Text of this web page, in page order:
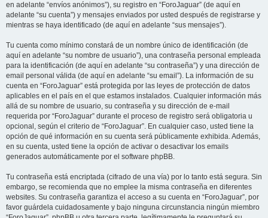
en adelante “envíos anónimos”), su registro en “ForoJaguar” (de aquí en
adelante “su cuenta”) y mensajes enviados por usted después de registrarse y
mientras se haya identificado (de aquí en adelante “sus mensajes”).
Tu cuenta como mínimo constará de un nombre único de identificación (de
aquí en adelante “su nombre de usuario”), una contraseña personal empleada
para la identificación (de aquí en adelante “su contraseña”) y una dirección de
email personal válida (de aquí en adelante “su email”). La información de su
cuenta en “ForoJaguar” está protegida por las leyes de protección de datos
aplicables en el país en el que estamos instalados. Cualquier información más
allá de su nombre de usuario, su contraseña y su dirección de e-mail
requerida por “ForoJaguar” durante el proceso de registro será obligatoria u
opcional, según el criterio de “ForoJaguar”. En cualquier caso, usted tiene la
opción de qué información en su cuenta será públicamente exhibida. Además,
en su cuenta, usted tiene la opción de activar o desactivar los emails
generados automáticamente por el software phpBB.
Tu contraseña está encriptada (cifrado de una vía) por lo tanto está segura. Sin
embargo, se recomienda que no emplee la misma contraseña en diferentes
websites. Su contraseña garantiza el acceso a su cuenta en “ForoJaguar”, por
favor guárdela cuidadosamente y bajo ninguna circunstancia ningún miembro